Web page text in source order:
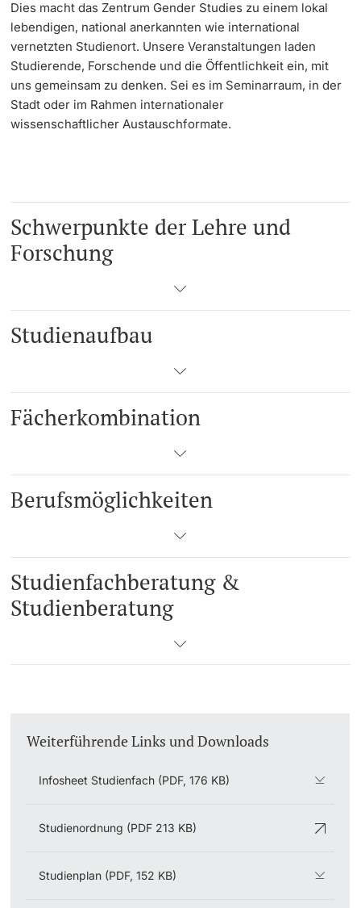
Dies macht das Zentrum Gender Studies zu einem lokal
lebendigen, national anerkannten wie international
vernetzten Studienort. Unsere Veranstaltungen laden
Studierende, Forschende und die Öffentlichkeit ein, mit
uns gemeinsam zu denken. Sei es im Seminarraum, in der
Stadt oder im Rahmen internationaler
wissenschaftlicher Austauschformate.
Schwerpunkte der Lehre und
Forschung
Studienaufbau
Fächerkombination
Berufsmöglichkeiten
Studienfachberatung &
Studienberatung
Weiterführende Links und Downloads
Infosheet Studienfach (PDF, 176 KB)
Studienordnung (PDF 213 KB)
Studienplan (PDF, 152 KB)